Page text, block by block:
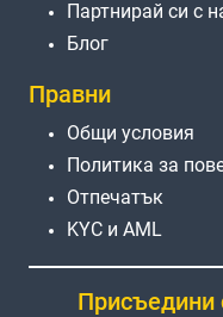
Партнирай си с
Блог
Правни
Общи условия
Политика за
Отпечатък
KYC и AML
Присъедини